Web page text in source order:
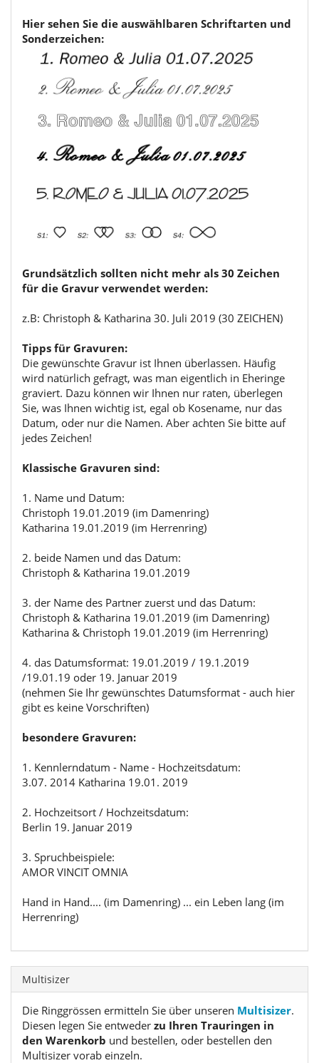
Hier sehen Sie die auswählbaren Schriftarten und
Sonderzeichen:
Grundsätzlich sollten nicht mehr als 30 Zeichen
für die Gravur verwendet werden:
z.B: Christoph & Katharina 30. Juli 2019 (30 ZEICHEN)
Tipps für Gravuren:
Die gewünschte Gravur ist Ihnen überlassen. Häufig
wird natürlich gefragt, was man eigentlich in Eheringe
graviert. Dazu können wir Ihnen nur raten, überlegen
Sie, was Ihnen wichtig ist, egal ob Kosename, nur das
Datum, oder nur die Namen. Aber achten Sie bitte auf
jedes Zeichen!
Klassische Gravuren sind:
1. Name und Datum:
Christoph 19.01.2019 (im Damenring)
Katharina 19.01.2019 (im Herrenring)
2. beide Namen und das Datum:
Christoph & Katharina 19.01.2019
3. der Name des Partner zuerst und das Datum:
Christoph & Katharina 19.01.2019 (im Damenring)
Katharina & Christoph 19.01.2019 (im Herrenring)
4. das Datumsformat: 19.01.2019 / 19.1.2019
/19.01.19 oder 19. Januar 2019
(nehmen Sie Ihr gewünschtes Datumsformat - auch hier
gibt es keine Vorschriften)
besondere Gravuren:
1. Kennlerndatum - Name - Hochzeitsdatum:
3.07. 2014 Katharina 19.01. 2019
2. Hochzeitsort / Hochzeitsdatum:
Berlin 19. Januar 2019
3. Spruchbeispiele:
AMOR VINCIT OMNIA
Hand in Hand.... (im Damenring) ... ein Leben lang (im
Herrenring)
Multisizer
Die Ringgrössen ermitteln Sie über unseren Multisizer.
Diesen legen Sie entweder zu Ihren Trauringen in
den Warenkorb und bestellen, oder bestellen den
Multisizer vorab einzeln.